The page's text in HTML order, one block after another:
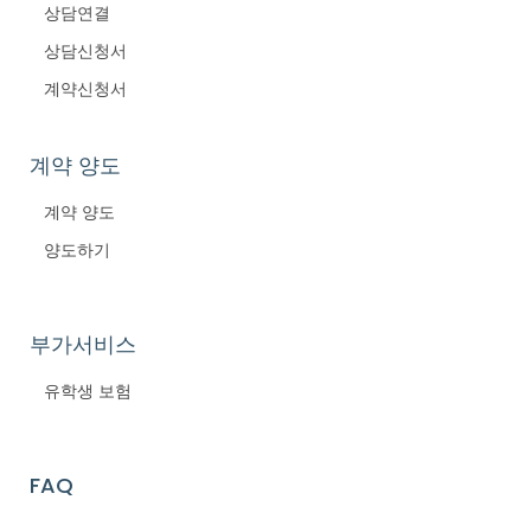
상담연결
상담신청서
계약신청서
계약 양도
계약 양도
양도하기
부가서비스
유학생 보험
FAQ